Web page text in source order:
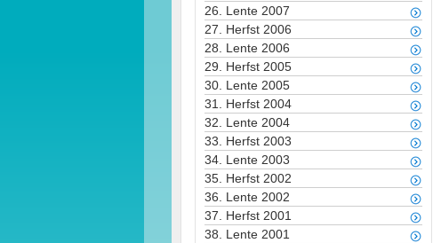
26. Lente 2007
27. Herfst 2006
28. Lente 2006
29. Herfst 2005
30. Lente 2005
31. Herfst 2004
32. Lente 2004
33. Herfst 2003
34. Lente 2003
35. Herfst 2002
36. Lente 2002
37. Herfst 2001
38. Lente 2001